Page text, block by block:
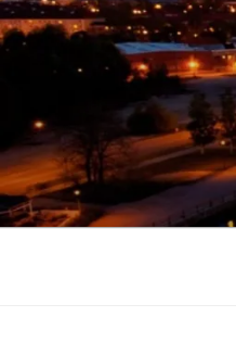
Hoppa
till